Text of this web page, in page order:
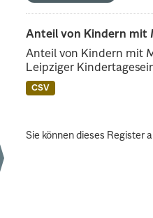
Anteil von Kindern mit
Anteil von Kindern mit
Leipziger
CSV
Sie können dieses Register